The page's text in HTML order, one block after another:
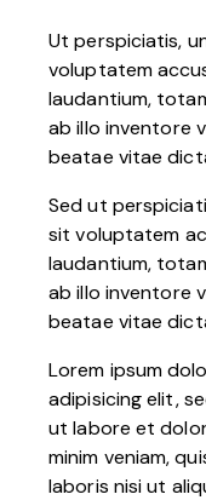
Ut perspiciatis,
voluptatem
laudantium,
ab illo inventore
beatae vitae
Sed ut
sit voluptatem
laudantium,
ab illo inventore
beatae vitae
Lorem ipsum
adipisicing elit,
ut labore et
minim veniam,
laboris nisi ut